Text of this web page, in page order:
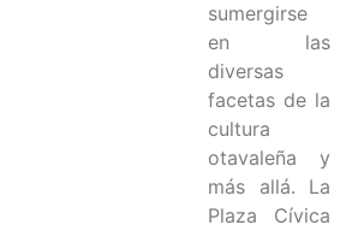
sumergirse
en las
diversas
facetas de la
cultura
otavaleña y
más allá. La
Plaza Cívica